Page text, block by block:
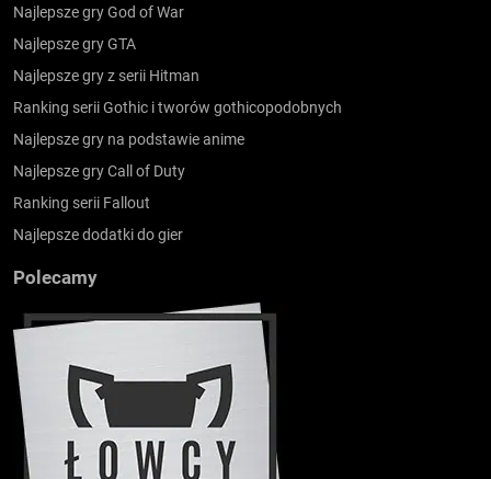
Najlepsze gry God of War
Najlepsze gry GTA
Najlepsze gry z serii Hitman
Ranking serii Gothic i tworów gothicopodobnych
Najlepsze gry na podstawie anime
Najlepsze gry Call of Duty
Ranking serii Fallout
Najlepsze dodatki do gier
Polecamy